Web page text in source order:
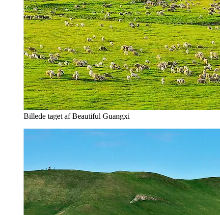
Billede taget af Beautiful Guangxi